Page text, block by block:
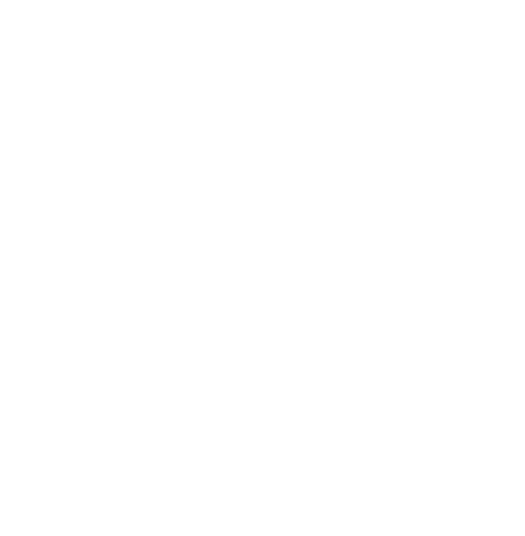
Commerce & AGB & Verträge